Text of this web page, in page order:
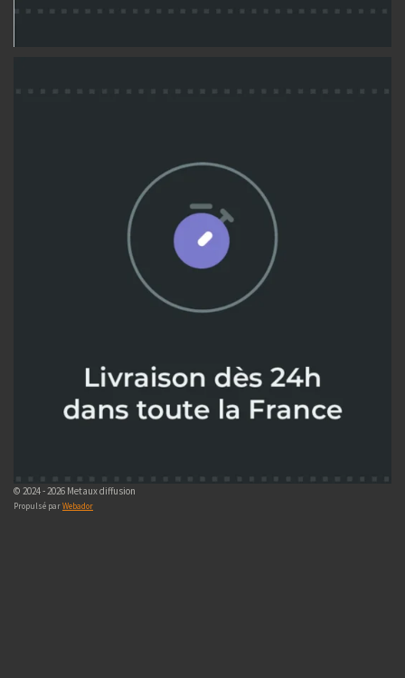
© 2024 - 2026 Metaux diffusion
Propulsé parWebador